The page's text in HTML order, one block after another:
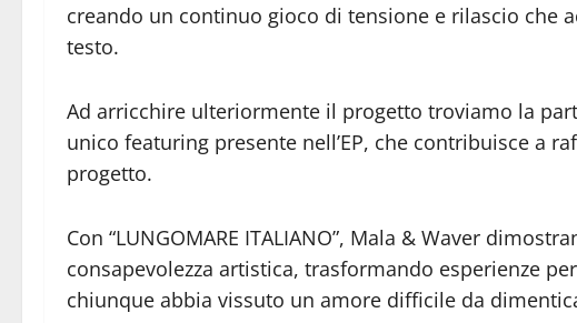
creando un continuo gioco di tensione e rilascio che
testo.
Ad arricchire ulteriormente il progetto troviamo la
unico featuring presente nell’EP, che contribuisce a
progetto.
Con “LUNGOMARE ITALIANO”, Mala & Waver
consapevolezza artistica, trasformando esperienze
chiunque abbia vissuto un amore difficile da